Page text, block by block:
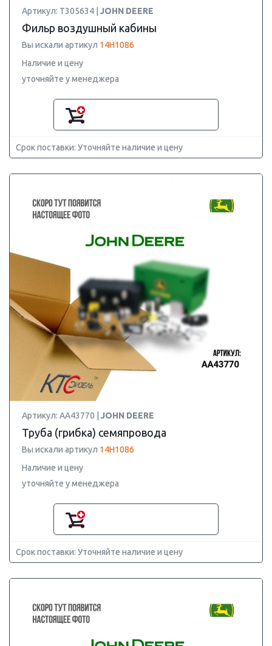
Артикул: T305634 | JOHN DEERE
Фильр воздушный кабины
Вы искали артикул 14H1086
Наличие и цену
уточняйте у менеджера
Срок поставки: Уточняйте наличие и цену
Артикул: AA43770 | JOHN DEERE
Труба (грибка) семяпровода
Вы искали артикул 14H1086
Наличие и цену
уточняйте у менеджера
Срок поставки: Уточняйте наличие и цену